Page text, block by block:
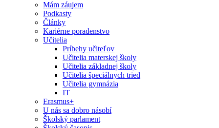
Mám záujem
Podkasty
Články
Kariérne poradenstvo
Učitelia
Príbehy učiteľov
Učitelia materskej školy
Učitelia základnej školy
Učitelia špeciálnych tried
Učitelia gymnázia
IT
Erasmus+
U nás sa dobro násobí
Školský parlament